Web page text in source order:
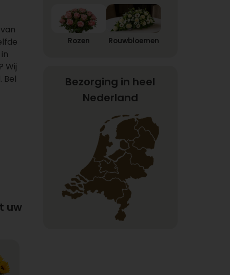
Wij
Bel
uw
Rozen Rouwbloemen
Bezorging in heel
Nederland